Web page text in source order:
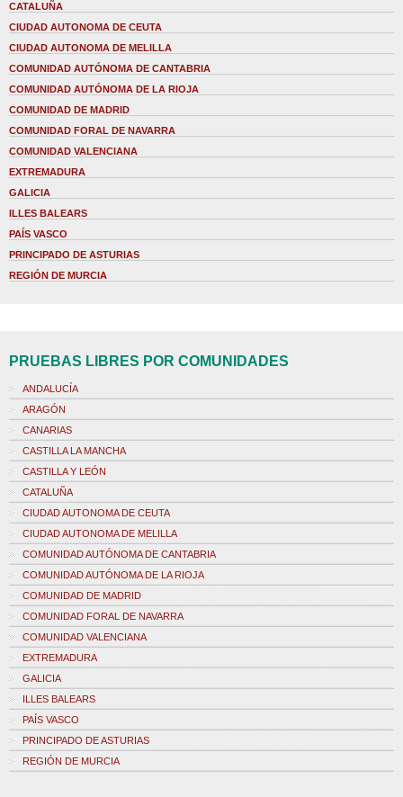
CATALUÑA
CIUDAD AUTONOMA DE CEUTA
CIUDAD AUTONOMA DE MELILLA
COMUNIDAD AUTÓNOMA DE CANTABRIA
COMUNIDAD AUTÓNOMA DE LA RIOJA
COMUNIDAD DE MADRID
COMUNIDAD FORAL DE NAVARRA
COMUNIDAD VALENCIANA
EXTREMADURA
GALICIA
ILLES BALEARS
PAÍS VASCO
PRINCIPADO DE ASTURIAS
REGIÓN DE MURCIA
PRUEBAS LIBRES POR COMUNIDADES
ANDALUCÍA
ARAGÓN
CANARIAS
CASTILLA LA MANCHA
CASTILLA Y LEÓN
CATALUÑA
CIUDAD AUTONOMA DE CEUTA
CIUDAD AUTONOMA DE MELILLA
COMUNIDAD AUTÓNOMA DE CANTABRIA
COMUNIDAD AUTÓNOMA DE LA RIOJA
COMUNIDAD DE MADRID
COMUNIDAD FORAL DE NAVARRA
COMUNIDAD VALENCIANA
EXTREMADURA
GALICIA
ILLES BALEARS
PAÍS VASCO
PRINCIPADO DE ASTURIAS
REGIÓN DE MURCIA